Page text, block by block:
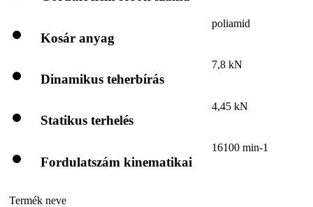
Kosár anyag
poliamid
Dinamikus teherbírás
7,8 kN
Statikus terhelés
4,45 kN
Fordulatszám kinematikai
16100 min-1
Termék neve